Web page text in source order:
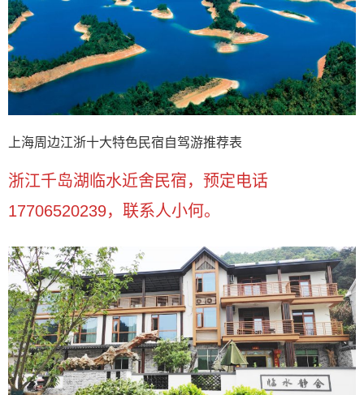
上海周边江浙十大特色民宿自驾游推荐表
浙江千岛湖临水近舍民宿，预定电话
17706520239，联系人小何。